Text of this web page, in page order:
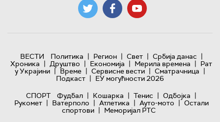
ВЕСТИ Политика | Регион | Свет | Србија данас |
Хроника | Друштво | Економија | Мерила времена | Рат
у Украјини | Време | Сервисне вести | Сматрачница |
Подкаст | ЕУ могућности 2026
СПОРТ
Фудбал | Кошарка | Тенис | Одбојка |
Рукомет | Ватерполо | Атлетика | Ауто-мото | Остали
спортови | Меморијал РТС